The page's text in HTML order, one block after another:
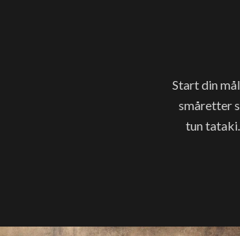
Start din
småretter
tun